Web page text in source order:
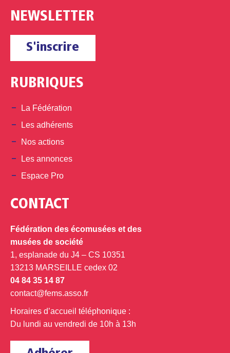
NEWSLETTER
S'inscrire
RUBRIQUES
La Fédération
Les adhérents
Nos actions
Les annonces
Espace Pro
CONTACT
Fédération des écomusées et des
musées de société
1, esplanade du J4 – CS 10351
13213 MARSEILLE cedex 02
04 84 35 14 87
contact@fems.asso.fr
Horaires d’accueil téléphonique :
Du lundi au vendredi de 10h à 13h